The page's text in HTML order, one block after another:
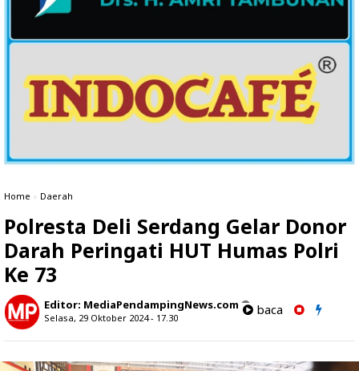
Home » Daerah
Polresta Deli Serdang Gelar Donor
Darah Peringati HUT Humas Polri
Ke 73
Editor: MediaPendampingNews.com
Selasa, 29 Oktober 2024 - 17.30
baca